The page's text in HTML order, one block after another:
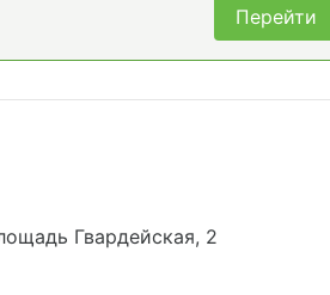
Перейти
Гвардейская, 2